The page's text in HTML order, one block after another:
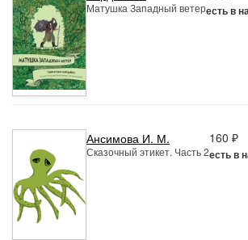
Матушка Западный ветересть в
Ансимова И. М.
Сказочный этикет. Часть 2
160 ₽
есть в